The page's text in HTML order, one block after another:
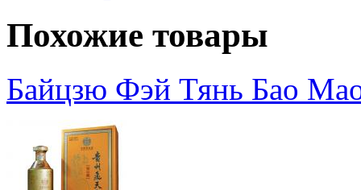
Похожие товары
Байцзю Фэй Тянь Бао